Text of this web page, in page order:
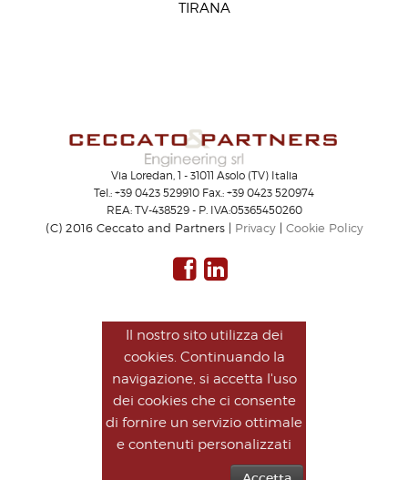
TIRANA
Via Loredan, 1 - 31011 Asolo (TV) Italia
Tel.: +39 0423 529910 Fax.: +39 0423 520974
REA: TV-438529 - P. IVA:05365450260
(C) 2016 Ceccato and Partners | Privacy| Cookie Policy
Il nostro sito utilizza dei
cookies. Continuando la
navigazione, si accetta l'uso
dei cookies che ci consente
di fornire un servizio ottimale
e contenuti personalizzati